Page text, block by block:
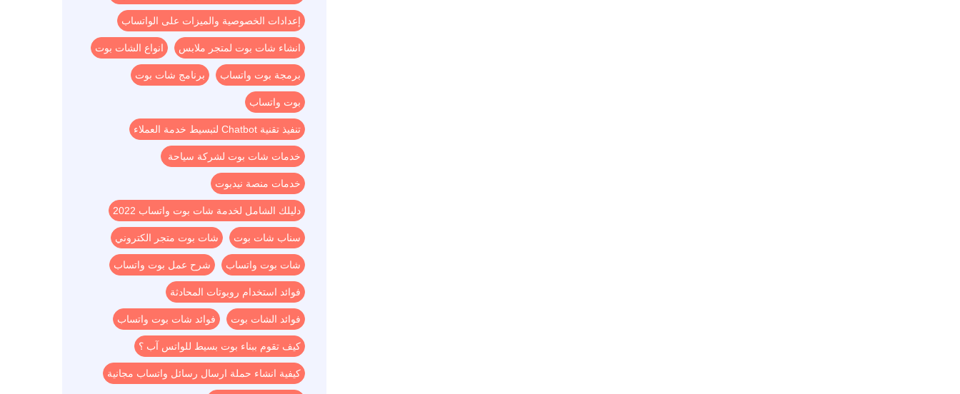
إعدادات الخصوصية والميزات على الواتساب
انشاء شات بوت لمتجر ملابس انواع الشات بوت
برمجة بوت واتساب برنامج شات بوت
بوت واتساب
تنفيذ تقنية Chatbot لتبسيط خدمة العملاء
خدمات شات بوت لشركة سياحة
خدمات منصة نيدبوت
دليلك الشامل لخدمة شات بوت واتساب 2022
سناب شات بوت شات بوت متجر الكتروني
شات بوت واتساب شرح عمل بوت واتساب
فوائد استخدام روبوتات المحادثة
فوائد الشات بوت فوائد شات بوت واتساب
كيف تقوم ببناء بوت بسيط للواتس آب ؟
كيفية انشاء حملة ارسال رسائل واتساب مجانية